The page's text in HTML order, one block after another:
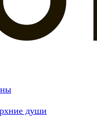
души